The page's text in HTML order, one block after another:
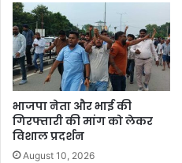
भाजपा नेता और भाई की
गिरफ्तारी की मांग को लेकर
विशाल प्रदर्शन
August 10, 2026